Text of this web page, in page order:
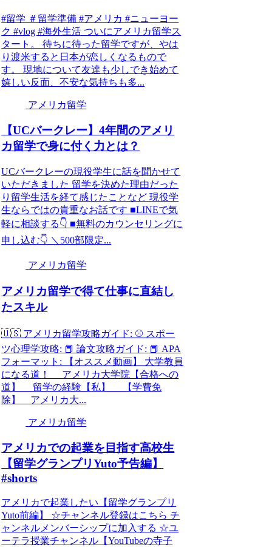
#留学 ＃留学準備 #アメリカ #ニューヨー
ク #vlog #海外生活 ついにアメリカ留学ス
タート。 待ちに待った留学ですが、やは
り渡米すると日本が恋しくなるもので
す。 現地について友達も少しでき始めて
嬉しい反面、不安な気持ちも多...
アメリカ留学
【UCバークレー】4年間のアメリ
カ留学で身に付く力とは？
UCバークレーの現役学生に話を聞かせて
いただきました 留学を決めた理由だった
り留学生活を経て感じたことなど 現役学
生ならではの貴重なお話です ■LINEで気
軽に相談する👇 ■無料のカウンセリングに
申し込む👇 ＼500部限定...
アメリカ留学
アメリカ留学で得て仕事に直結し
たスキル
🇺🇸 アメリカ留学攻略ガイド: ⚾️ スポー
ツ心理学攻略: 📕 論文攻略ガイド: 📕 APA
フォーマット: 【オススメ動画】 大学教員
になる道！ アメリカ大学院【合格への
道】 留学の経験【私】 【学費免
除】 アメリカ大...
アメリカ留学
アメリカでの起業を目指す高校生
【留学グランプリYuto予告編】
#shorts
アメリカで起業したい【留学グランプリ
Yuto前編】 ☆チャンネル登録はこちら チ
ャンネルメンバーシップに加入する ☆ユ
ーテラ授業チャンネル【YouTubeの寺子